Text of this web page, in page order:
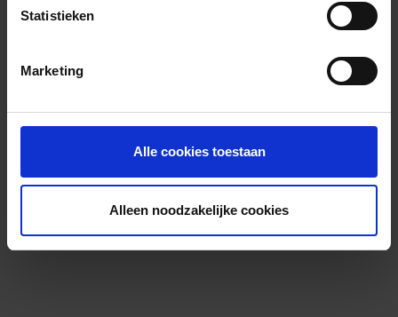
Statistieken
Marketing
Alle cookies toestaan
Alleen noodzakelijke cookies